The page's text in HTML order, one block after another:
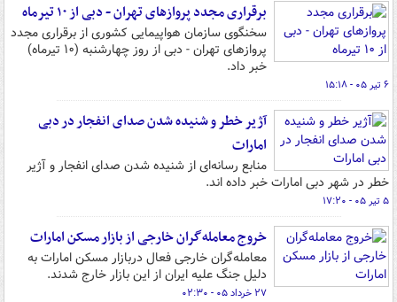
برقراری مجدد پروازهای تهران - دبی از ۱۰ تیرماه
سخنگوی سازمان هواپیمایی کشوری از برقراری مجدد
پروازهای تهران - دبی از روز چهارشنبه (۱۰ تیرماه)
خبر داد.
۶ تیر ۰۵ - ۱۵:۱۸
آژیر خطر و شنیده شدن صدای انفجار در دبی
امارات
منابع رسانه‌ای از شنیده شدن صدای انفجار و آژیر
خطر در شهر دبی امارات خبر داده اند.
۵ تیر ۰۵ - ۱۷:۲۰
خروج معامله‌گران خارجی از بازار مسکن امارات
معامله‌گران خارجی فعال دربازار مسکن امارات به
دلیل جنگ علیه ایران از این بازار خارج شدند.
۲۷ خرداد ۰۵ - ۰۲:۳۰